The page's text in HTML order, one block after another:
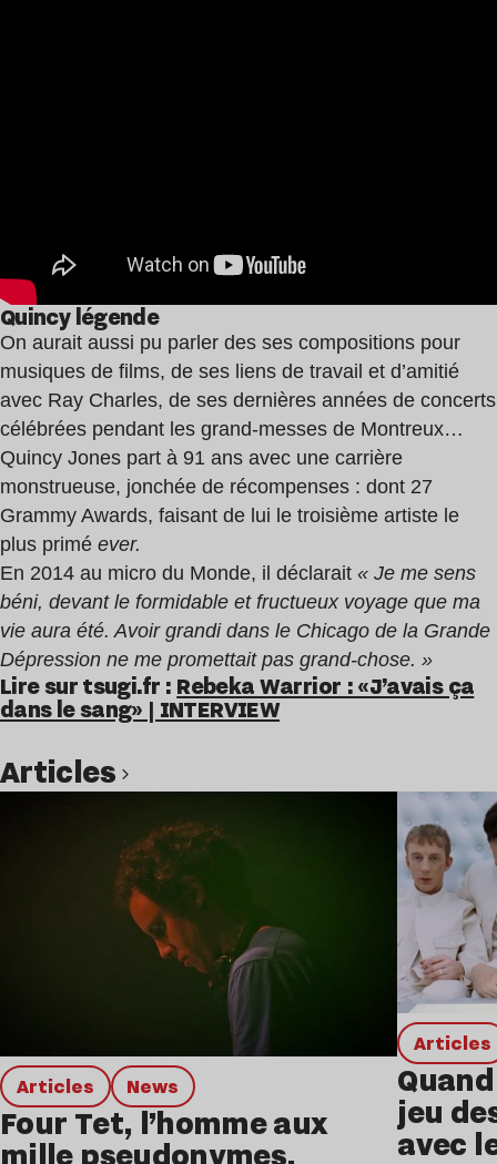
Quincy légende
On aurait aussi pu parler des ses compositions pour
musiques de films, de ses liens de travail et d’amitié
avec Ray Charles, de ses dernières années de concerts
célébrées pendant les grand-messes de Montreux…
Quincy Jones part à 91 ans avec une carrière
monstrueuse, jonchée de récompenses : dont 27
Grammy Awards, faisant de lui le troisième artiste le
plus primé ever.
En 2014 au micro du Monde, il déclarait « Je me sens
béni, devant le formidable et fructueux voyage que ma
vie aura été. Avoir grandi dans le Chicago de la Grande
Dépression ne me promettait pas grand-chose. »
Lire sur tsugi.fr : Rebeka Warrior : «J’avais ça
dans le sang» | INTERVIEW
Articles
Articles news
Four Tet, l’homme aux
mille pseudonymes,
Articles
jeu
avec